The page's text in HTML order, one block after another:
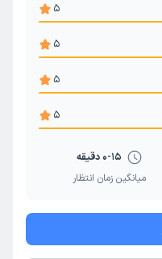
5
5
5
5
0-15 دقیقه
میانگین زمان انتظار